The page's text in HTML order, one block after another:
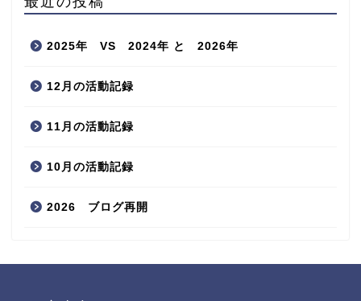
2025年 VS 2024年 と 2026年
12月の活動記録
11月の活動記録
10月の活動記録
2026 ブログ再開